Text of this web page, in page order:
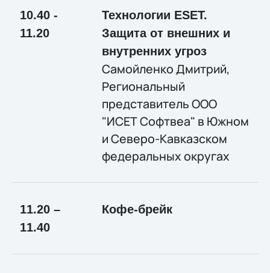
10.40 -
11.20
Технологии ESET.
Защита от внешних и
внутренних угроз
Самойленко Дмитрий,
Региональный
представитель ООО
"ИСЕТ Софтвеа" в Южном
и Северо-Кавказском
федеральных округах
11.20 –
11.40
Кофе-брейк